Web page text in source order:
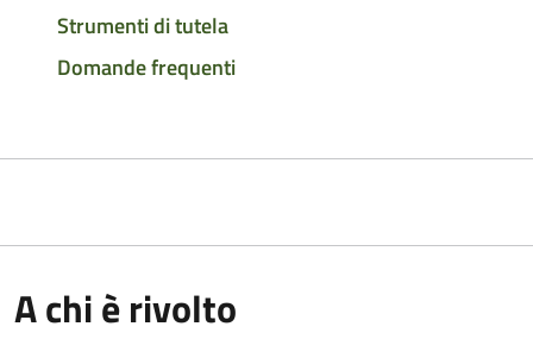
Strumenti di tutela
Domande frequenti
A chi è rivolto